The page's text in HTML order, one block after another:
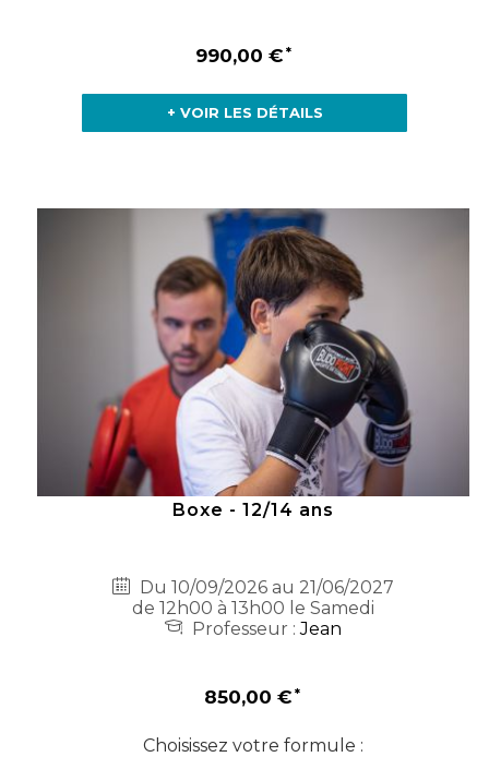
990,00 €
+ VOIR LES DÉTAILS
Boxe - 12/14 ans
Du 10/09/2026 au 21/06/2027
de 12h00 à 13h00 le Samedi
Professeur :Jean
850,00 €
Choisissez votre formule :